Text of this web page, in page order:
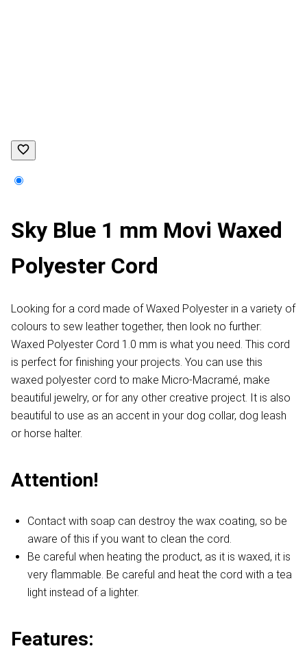
Sky Blue 1 mm Movi Waxed
Polyester Cord
Looking for a cord made of Waxed Polyester in a variety of
colours to sew leather together, then look no further:
Waxed Polyester Cord 1.0 mm is what you need. This cord
is perfect for finishing your projects. You can use this
waxed polyester cord to make Micro-Macramé, make
beautiful jewelry, or for any other creative project. It is also
beautiful to use as an accent in your dog collar, dog leash
or horse halter.
Attention!
Contact with soap can destroy the wax coating, so be
aware of this if you want to clean the cord.
Be careful when heating the product, as it is waxed, it is
very flammable. Be careful and heat the cord with a tea
light instead of a lighter.
Features: